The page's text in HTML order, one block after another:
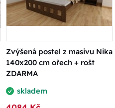
Zvýšená postel z masivu Nika
140x200 cm ořech + rošt
ZDARMA
skladem